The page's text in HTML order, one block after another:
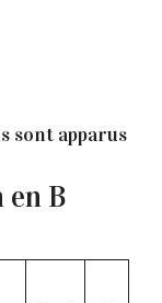
sont apparus
en B